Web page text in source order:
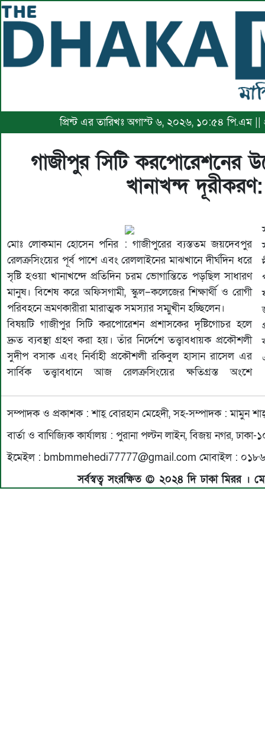
প্রিন্ট এর তারিখঃ অগাস্ট ৬, ২০২৬, ১০:৫৪ পি.এম
গাজীপুর সিটি করপোরেশনের
খানাখন্দ
মোঃ লোকমান হোসেন পনির : গাজীপুরের ব্যস্ততম জয়দেবপুর
রেলক্রসিংয়ের পূর্ব পাশে এবং রেললাইনের মাঝখানে দীর্ঘদিন ধরে
সৃষ্টি হওয়া খানাখন্দে প্রতিদিন চরম ভোগান্তিতে পড়ছিল সাধারণ
মানুষ। বিশেষ করে অফিসগামী, স্কুল–কলেজের শিক্ষার্থী ও রোগী
পরিবহনে ভ্রমণকারীরা মারাত্মক সমস্যার সম্মুখীন হচ্ছিলেন।
বিষয়টি গাজীপুর সিটি করপোরেশন প্রশাসকের দৃষ্টিগোচর হলে
দ্রুত ব্যবস্থা গ্রহণ করা হয়। তাঁর নির্দেশে তত্ত্বাবধায়ক প্রকৌশলী
সুদীপ বসাক এবং নির্বাহী প্রকৌশলী রকিবুল হাসান রাসেল এর
সার্বিক তত্ত্বাবধানে আজ রেলক্রসিংয়ের ক্ষতিগ্রস্ত অংশে
সম্পাদক ও প্রকাশক : শাহ্ বোরহান মেহেদী, সহ-সম্পাদক : মামুন
বার্তা ও বাণিজ্যিক কার্যালয় : পুরানা পল্টন লাইন, বিজয় নগর, ঢাকা-
ইমেইল : bmbmmehedi77777@gmail.com মোবাইল :
সর্বস্বত্ব সংরক্ষিত © ২০২৪ দি ঢাকা মিরর ।